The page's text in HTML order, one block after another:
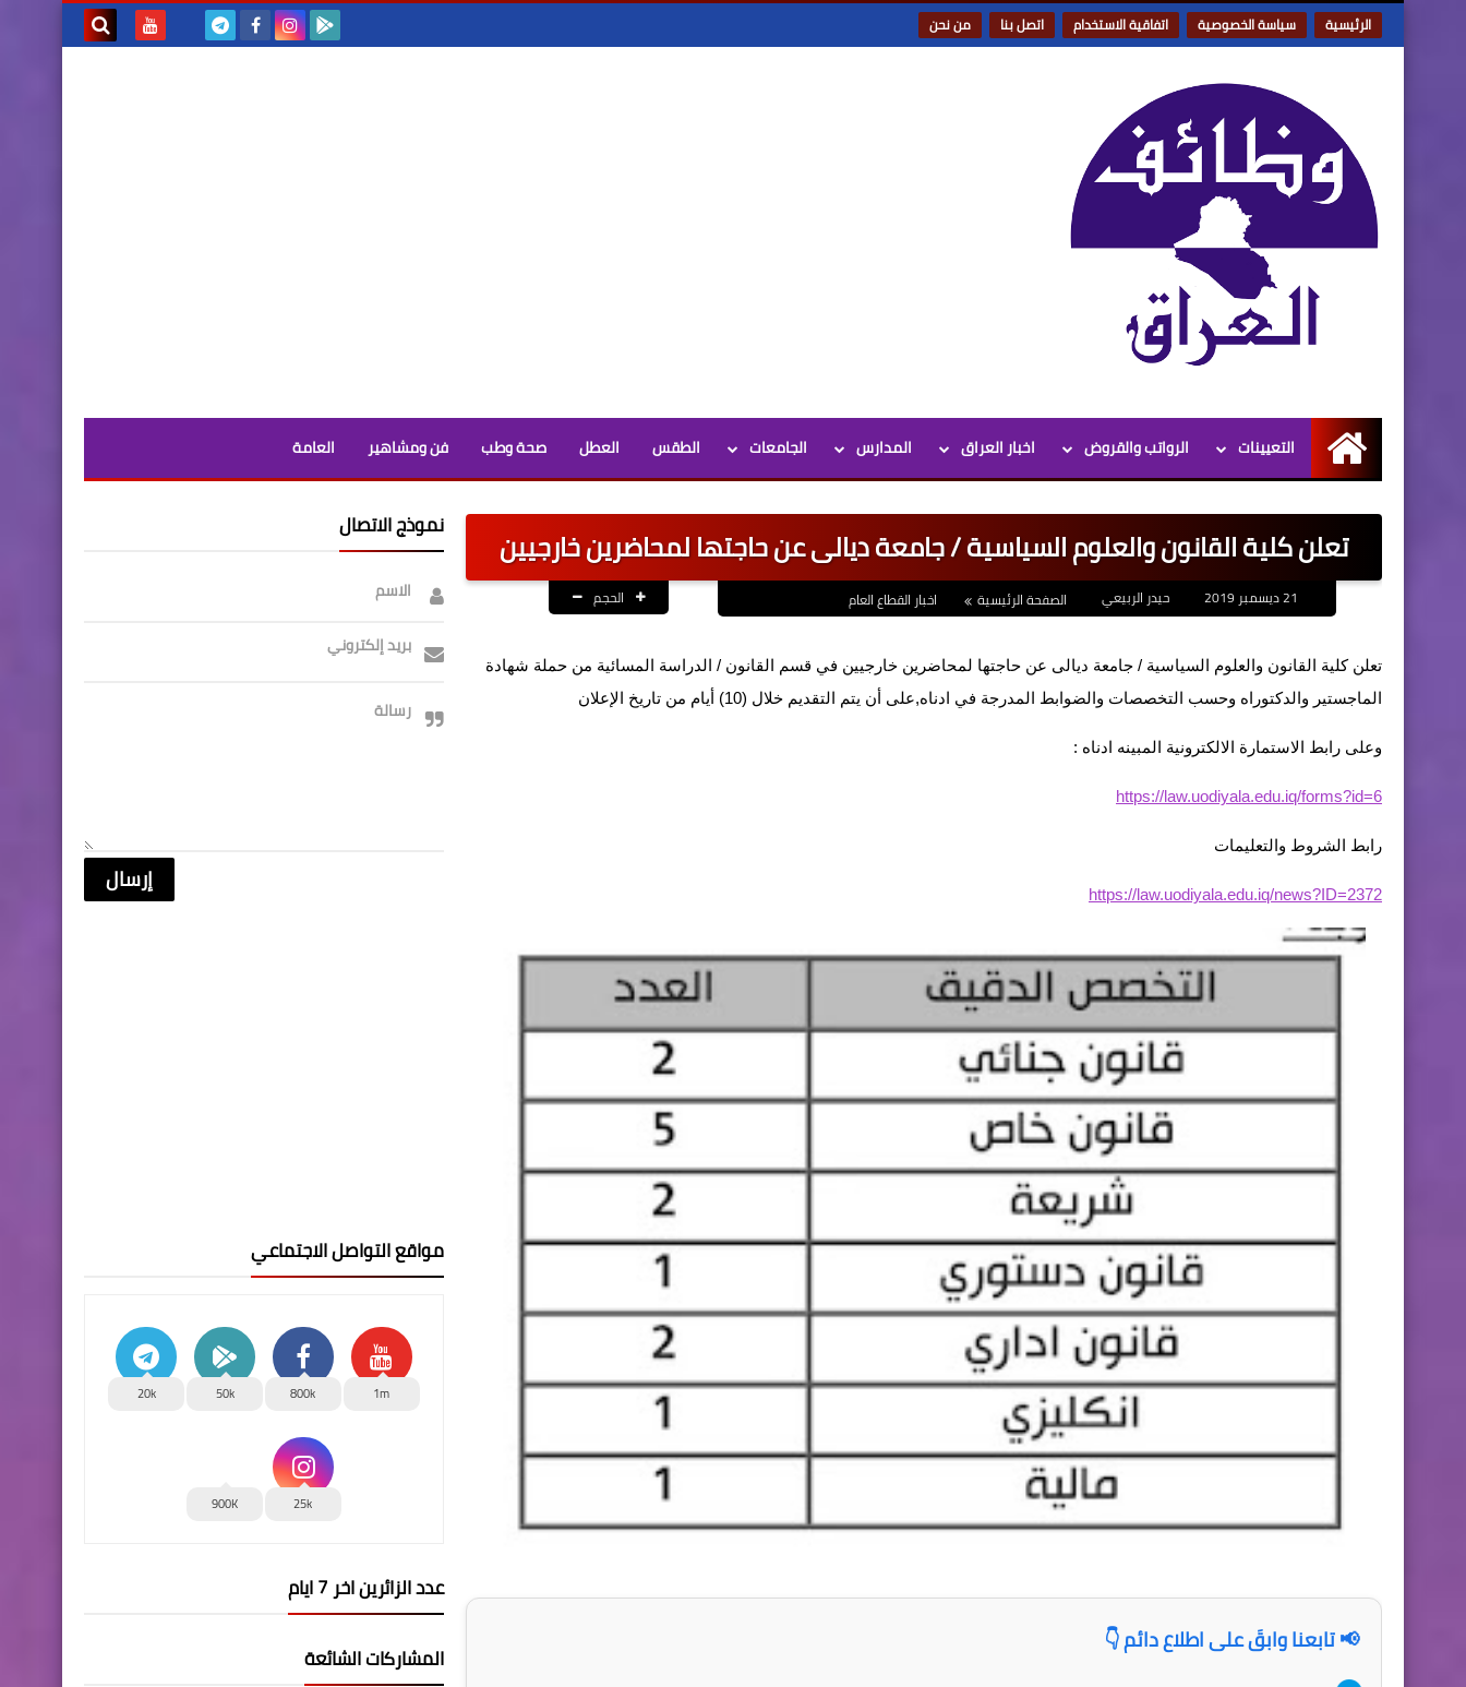
الرئيسية سياسة الخصوصية اتفاقية الاستخدام اتصل بنا من نحن
الرئيسية
التعيينات الرواتب والقروض اخبار العراق المدارس الجامعات الطقس العطل صحة وطب فن ومشاهير العامة
تعلن كلية القانون والعلوم السياسية / جامعة ديالى عن حاجتها لمحاضرين خارجيين
حيدر الربيعي الصفحة الرئيسية اخبار القطاع العام الحجم
تعلن كلية القانون والعلوم السياسية / جامعة ديالى عن حاجتها لمحاضرين خارجيين في قسم القانون / الدراسة المسائية من حملة شهادة
الماجستير والدكتوراه وحسب التخصصات والضوابط المدرجة في ادناه,على أن يتم التقديم خلال (10) أيام من تاريخ الإعلان
وعلى رابط الاستمارة الالكترونية المبينه ادناه :
https://law.uodiyala.edu.iq/forms?id=6
رابط الشروط والتعليمات
https://law.uodiyala.edu.iq/news?ID=2372
📢 تابعنا وابقَ على اطلاع دائم 👇
نموذج الاتصال
الاسم
بريد إلكتروني
رسالة
مواقع التواصل الاجتماعي
1m
800k
50k
20k
25k
900K
عدد الزائرين اخر 7 ايام
المشاركات الشائعة